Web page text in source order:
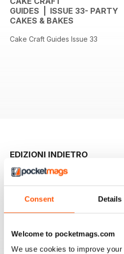
Consent Details
Welcome to pocketmags.com
We use cookies to improve
GUIDES | ISSUE 33- PARTY
CAKES & BAKES
Cake Craft Guides Issue 33
EDIZIONI INDIETRO